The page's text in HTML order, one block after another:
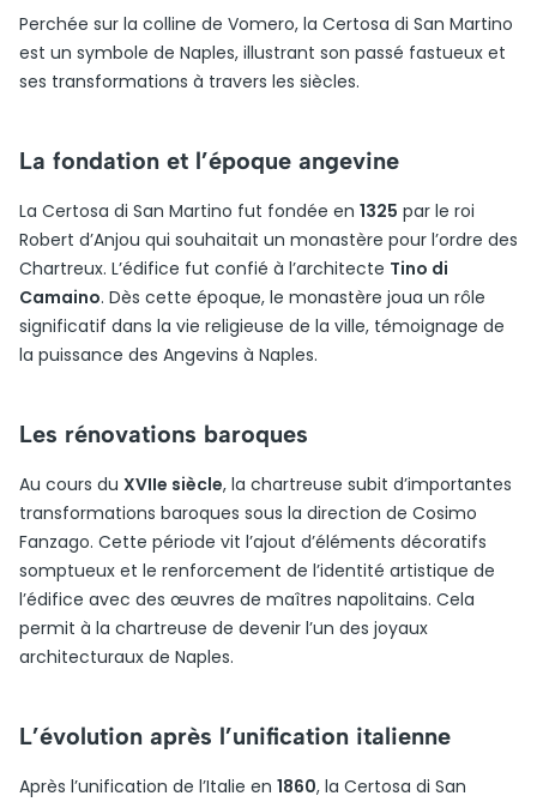
Perchée sur la colline de Vomero, la Certosa di San Martino
est un symbole de Naples, illustrant son passé fastueux et
ses transformations à travers les siècles.
La fondation et l’époque angevine
La Certosa di San Martino fut fondée en 1325 par le roi
Robert d’Anjou qui souhaitait un monastère pour l’ordre des
Chartreux. L’édifice fut confié à l’architecte Tino di
Camaino. Dès cette époque, le monastère joua un rôle
significatif dans la vie religieuse de la ville, témoignage de
la puissance des Angevins à Naples.
Les rénovations baroques
Au cours du XVIIe siècle, la chartreuse subit d’importantes
transformations baroques sous la direction de Cosimo
Fanzago. Cette période vit l’ajout d’éléments décoratifs
somptueux et le renforcement de l’identité artistique de
l’édifice avec des œuvres de maîtres napolitains. Cela
permit à la chartreuse de devenir l’un des joyaux
architecturaux de Naples.
L’évolution après l’unification italienne
Après l’unification de l’Italie en 1860, la Certosa di San